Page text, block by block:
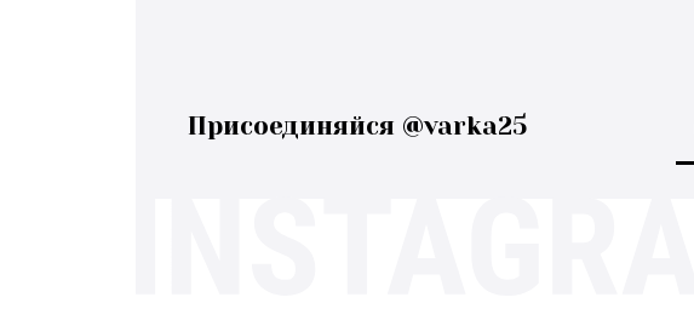
Присоединяйся @varka25